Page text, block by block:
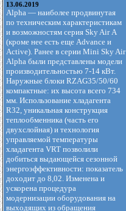
13.06.2019
Alpha — наиболее продвинутая
по техническим характеристикам
и возможностям серия Sky Air А
(кроме нее есть еще Advance и
Active). Ранее в серии Mini Sky Air
Alpha были представлены модели
производительностью 7-14 кВт.
Наружные блоки RZAG35/50/60
компактные: их высота всего 734
мм. Использование хладагента
R32, уникальная конструкция
теплообменника (часть его
двухслойная) и технология
управляемой температуры
хладагента VRT позволили
добиться выдающейся сезонной
энергоэффективности: показатель
доходит до 8,02. Изменена и
ускорена процедура
модернизации оборудования на
выходящих из обращения